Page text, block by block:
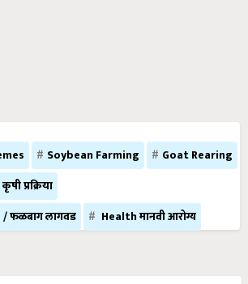
Soybean Farming
Goat Rearing
कृषी प्रक्रिया
फळबाग लागवड
Health मानवी आरोग्य